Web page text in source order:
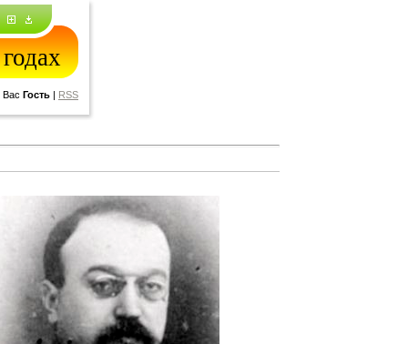
Вас Гость | RSS